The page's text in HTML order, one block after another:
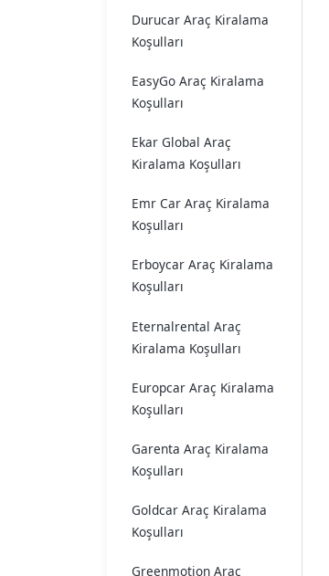
Durucar Araç Kiralama
Koşulları
EasyGo Araç Kiralama
Koşulları
Ekar Global Araç
Kiralama Koşulları
Emr Car Araç Kiralama
Koşulları
Erboycar Araç Kiralama
Koşulları
Eternalrental Araç
Kiralama Koşulları
Europcar Araç Kiralama
Koşulları
Garenta Araç Kiralama
Koşulları
Goldcar Araç Kiralama
Koşulları
Greenmotion Araç